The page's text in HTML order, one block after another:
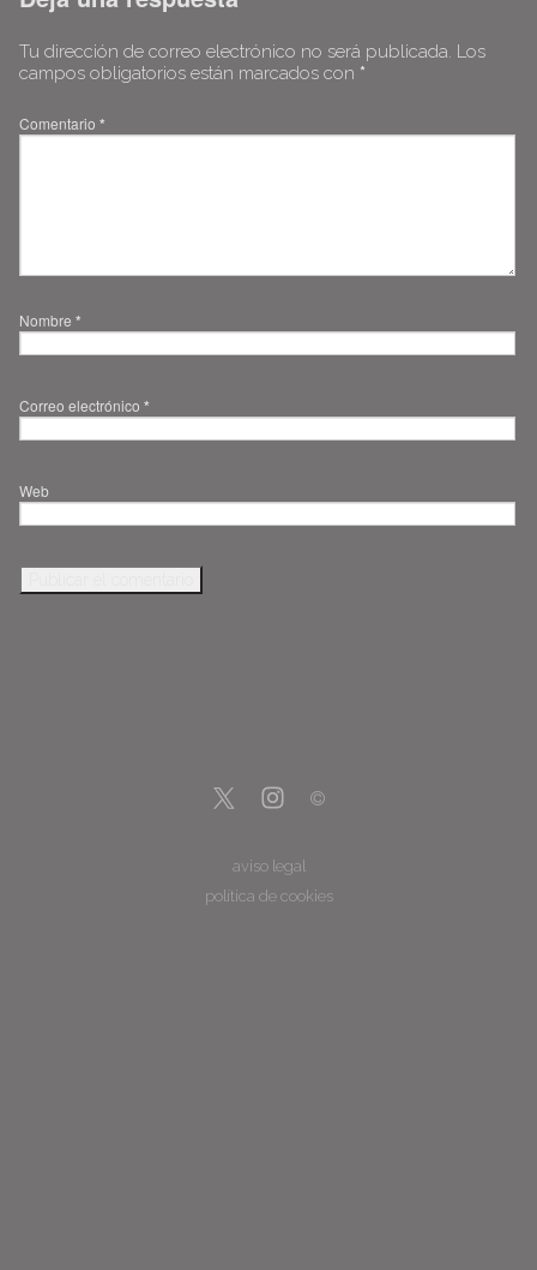
Tu dirección de correo electrónico no será publicada. Los
campos obligatorios están marcados con *
Comentario *
Nombre *
Correo electrónico *
Web
aviso legal
política de cookies